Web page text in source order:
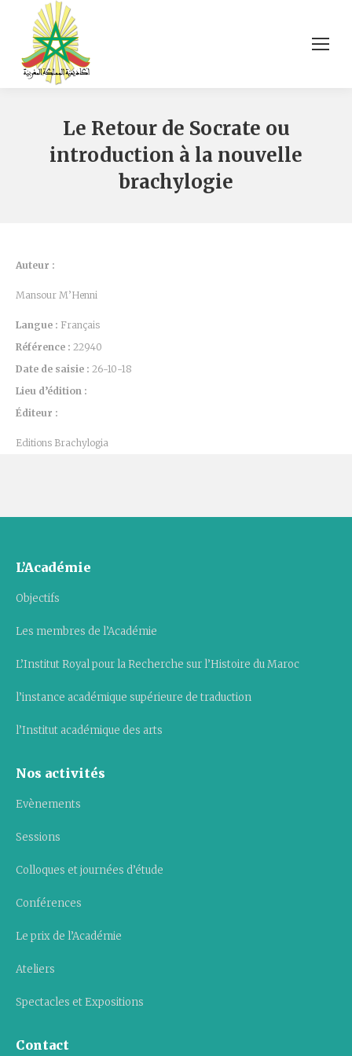
Le Retour de Socrate ou
introduction à la nouvelle
brachylogie
Auteur :
Mansour M’Henni
Langue : Français
Référence : 22940
Date de saisie : 26-10-18
Lieu d’édition :
Éditeur :
Editions Brachylogia
L’Académie
Objectifs
Les membres de l’Académie
L’Institut Royal pour la Recherche sur l’Histoire du Maroc
l’instance académique supérieure de traduction
l’Institut académique des arts
Nos activités
Evènements
Sessions
Colloques et journées d’étude
Conférences
Le prix de l’Académie
Ateliers
Spectacles et Expositions
Contact